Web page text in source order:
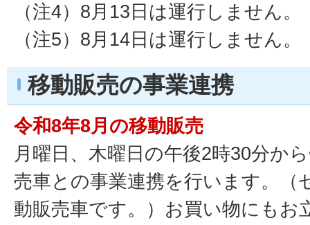
（注4）8月13日は運行しません。
（注5）8月14日は運行しません。
移動販売の事業連携
令和8年8月の移動販売
月曜日、木曜日の午後2時30分か
売車との事業連携を行います。（
動販売車です。）お買い物にもお